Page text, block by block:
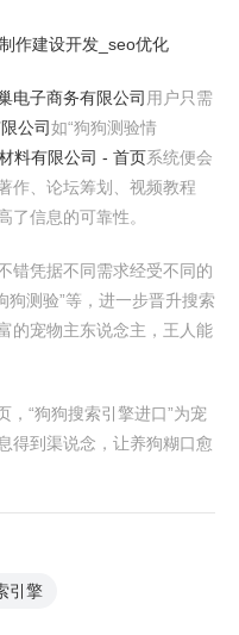
作建设开发_seo优化
电子商务有限公司 用户只需
公司如“狗狗测验情
料有限公司 - 首页系统便会
作、论坛筹划、视频教程
了信息的可靠性。
错凭据不同需求经受不同的
狗测验”等，进一步晋升搜索
的宠物主东说念主，王人能
“狗狗搜索引擎进口”为宠
得到渠说念，让养狗糊口愈
引擎